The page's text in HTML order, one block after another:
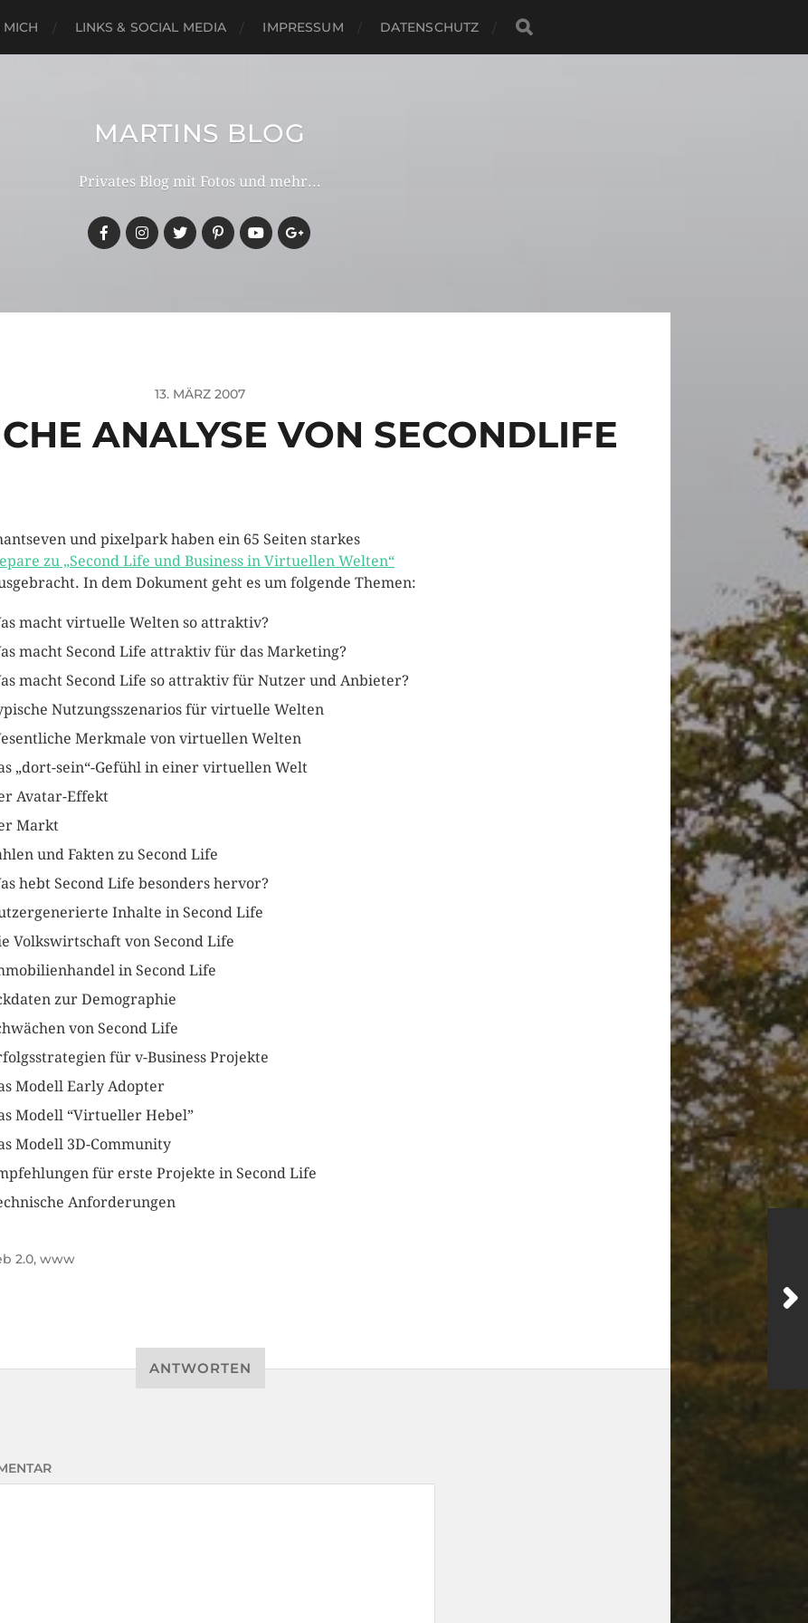
MICH LINKS & SOCIAL MEDIA IMPRESSUM DATENSCHUTZ
MARTINS BLOG
Privates Blog mit Fotos und mehr...
13. MÄRZ 2007
ANALYSE VON SECONDLIFE
und pixelpark haben ein 65 Seiten starkes
zu „Second Life und Business in Virtuellen Welten“
In dem Dokument geht es um folgende Themen:
macht virtuelle Welten so attraktiv?
macht Second Life attraktiv für das Marketing?
macht Second Life so attraktiv für Nutzer und Anbieter?
Nutzungsszenarios für virtuelle Welten
Merkmale von virtuellen Welten
„dort-sein“-Gefühl in einer virtuellen Welt
Avatar-Effekt
Markt
und Fakten zu Second Life
hebt Second Life besonders hervor?
Inhalte in Second Life
Volkswirtschaft von Second Life
in Second Life
zur Demographie
von Second Life
für v-Business Projekte
Modell Early Adopter
Modell “Virtueller Hebel”
Modell 3D-Community
für erste Projekte in Second Life
Anforderungen
2.0, www
ANTWORTEN